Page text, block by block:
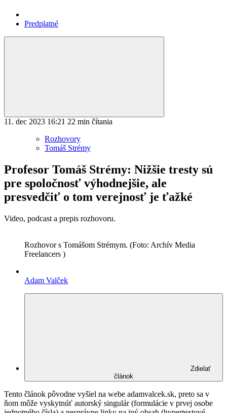
Predplatné
11. dec 2023 16:21 22 min čítania
Rozhovory
Tomáš Strémy
Profesor Tomáš Strémy: Nižšie tresty sú
pre spoločnosť výhodnejšie, ale
presvedčiť o tom verejnosť je ťažké
Video, podcast a prepis rozhovoru.
Rozhovor s Tomášom Strémym. (Foto: Archív Media
Freelancers )
Adam Valček
Zdielať
článok
Tento článok pôvodne vyšiel na webe adamvalcek.sk, preto sa v
ňom môže vyskytnúť autorský singulár (formulácie v prvej osobe